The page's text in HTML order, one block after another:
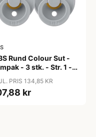
Rund Colour Sut -
- 3 stk. - Str. 1 -
PRIS 134,85 KR
kr